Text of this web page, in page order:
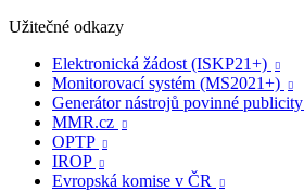
Užitečné odkazy
Elektronická žádost (ISKP21+)

Monitorovací systém (MS2021+) 
Generátor nástrojů povinné publicity
MMR.cz 
OPTP 
IROP 
Evropská komise v ČR 